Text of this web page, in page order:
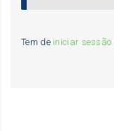
Tem de iniciar sessão